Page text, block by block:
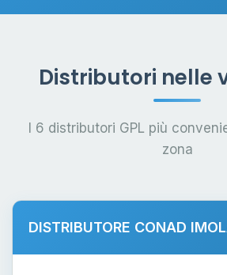
Distributori nelle
I 6 distributori GPL più
zona
DISTRIBUTORE CONAD